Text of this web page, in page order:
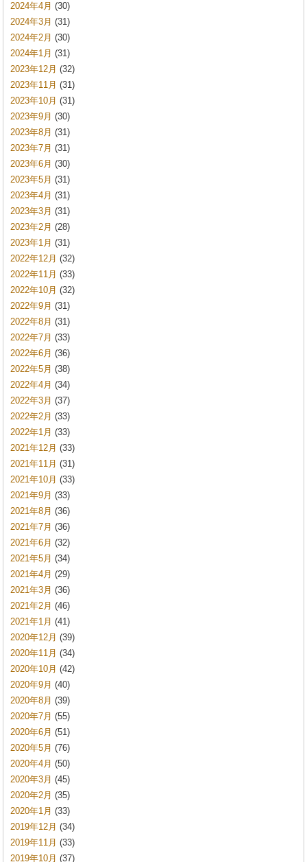
2024年4月 (30)
2024年3月 (31)
2024年2月 (30)
2024年1月 (31)
2023年12月 (32)
2023年11月 (31)
2023年10月 (31)
2023年9月 (30)
2023年8月 (31)
2023年7月 (31)
2023年6月 (30)
2023年5月 (31)
2023年4月 (31)
2023年3月 (31)
2023年2月 (28)
2023年1月 (31)
2022年12月 (32)
2022年11月 (33)
2022年10月 (32)
2022年9月 (31)
2022年8月 (31)
2022年7月 (33)
2022年6月 (36)
2022年5月 (38)
2022年4月 (34)
2022年3月 (37)
2022年2月 (33)
2022年1月 (33)
2021年12月 (33)
2021年11月 (31)
2021年10月 (33)
2021年9月 (33)
2021年8月 (36)
2021年7月 (36)
2021年6月 (32)
2021年5月 (34)
2021年4月 (29)
2021年3月 (36)
2021年2月 (46)
2021年1月 (41)
2020年12月 (39)
2020年11月 (34)
2020年10月 (42)
2020年9月 (40)
2020年8月 (39)
2020年7月 (55)
2020年6月 (51)
2020年5月 (76)
2020年4月 (50)
2020年3月 (45)
2020年2月 (35)
2020年1月 (33)
2019年12月 (34)
2019年11月 (33)
2019年10月 (37)